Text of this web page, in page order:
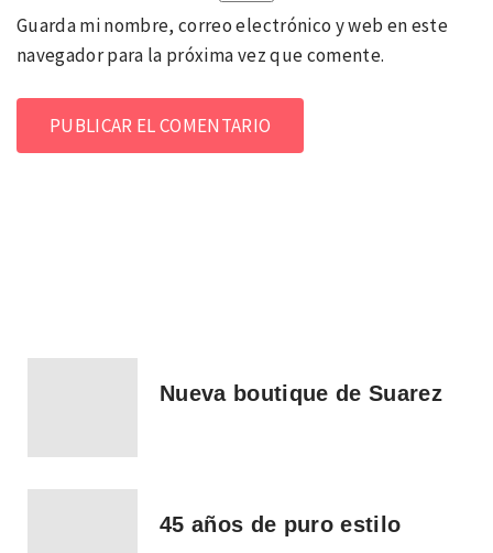
Guarda mi nombre, correo electrónico y web en este
navegador para la próxima vez que comente.
Nueva boutique de Suarez
45 años de puro estilo